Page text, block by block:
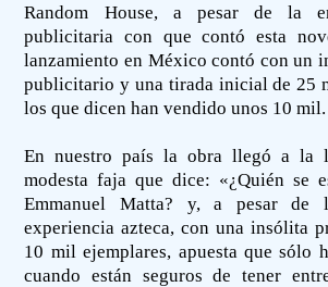
Random House, a pesar de la
publicitaria con que contó esta
lanzamiento en México contó con un
publicitario y una tirada inicial de 25
los que dicen han vendido unos 10 mil.
En nuestro país la obra llegó a la
modesta faja que dice: «¿Quién se
Emmanuel Matta? y, a pesar de
experiencia azteca, con una insólita
10 mil ejemplares, apuesta que sólo
cuando están seguros de tener